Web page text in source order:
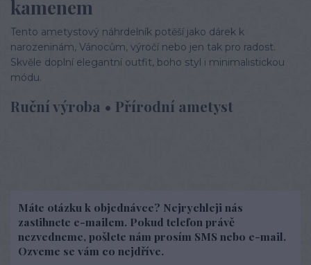
kamenem
Tento ametystový náhrdelník potěší jako dárek k
narozeninám, Vánocům, výročí nebo jen tak pro radost.
Skvěle doplní elegantní outfit, boho styl i minimalistickou
módu.
Ruční výroba • Přírodní ametyst
Máte otázku k objednávce? Nejrychleji nás
zastihnete e-mailem. Pokud telefon právě
nezvedneme, pošlete nám prosím SMS nebo e-mail.
Ozveme se vám co nejdříve.